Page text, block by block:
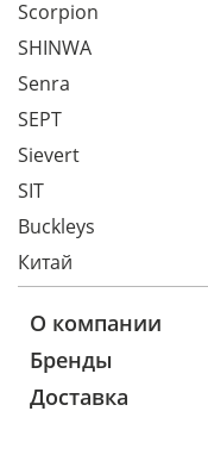
Scorpion
SHINWA
Senra
SEPT
Sievert
SIT
Buckleys
Китай
О компании
Бренды
Доставка